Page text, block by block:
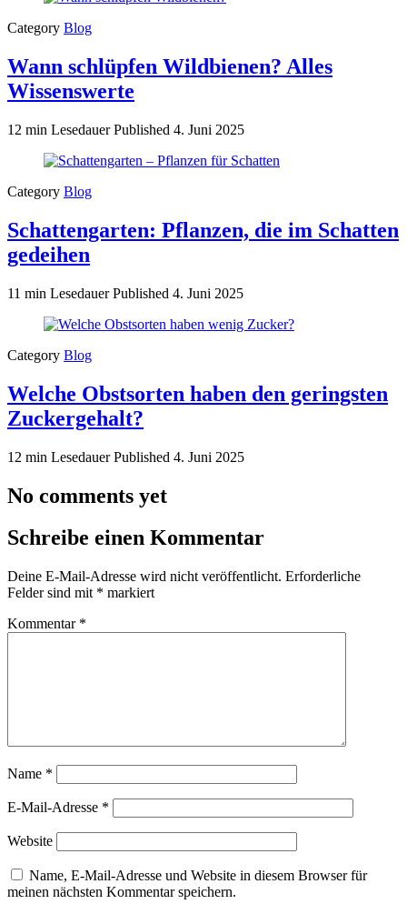
Category Blog
Wann schlüpfen Wildbienen? Alles
Wissenswerte
12 min LesedauerPublished 4. Juni 2025
Category Blog
Schattengarten: Pflanzen, die im Schatten
gedeihen
11 min LesedauerPublished 4. Juni 2025
Category Blog
Welche Obstsorten haben den geringsten
Zuckergehalt?
12 min LesedauerPublished 4. Juni 2025
No comments yet
Schreibe einen Kommentar
Deine E-Mail-Adresse wird nicht veröffentlicht. Erforderliche
Felder sind mit * markiert
Kommentar *
Name *
E-Mail-Adresse *
Website
Name, E-Mail-Adresse und Website in diesem Browser für
meinen nächsten Kommentar speichern.